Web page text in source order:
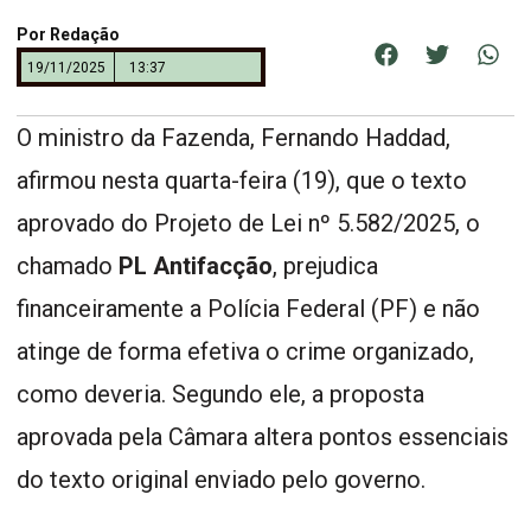
Por Redação
19/11/2025 13:37
O ministro da Fazenda, Fernando Haddad,
afirmou nesta quarta-feira (19), que o texto
aprovado do Projeto de Lei nº 5.582/2025, o
chamado PL Antifacção, prejudica
financeiramente a Polícia Federal (PF) e não
atinge de forma efetiva o crime organizado,
como deveria. Segundo ele, a proposta
aprovada pela Câmara altera pontos essenciais
do texto original enviado pelo governo.